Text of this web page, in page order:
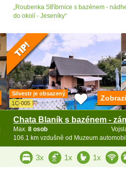
„Roubenka Stříbrnice s bazénem -
do okolí - Jeseníky“
Silvestr je obsazený
1C-005
Max. 8 osob
3x 1x 1x